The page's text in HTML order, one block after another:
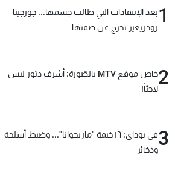
1بعد الإنتقادات التي طالت جسمها... جورجينا
رودريغيز تخرج عن صمتها
2
خاص موقع MTV بالصّورة: أشرف دبّور ليس
لاجئاً!
3
في بوداي: ١٦ خيمة "ماريجوانا"... وضبط أسلحة
وذخائر